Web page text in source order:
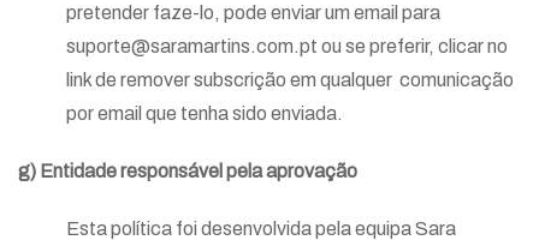
pretender faze-lo, pode enviar um email para
suporte@saramartins.com.pt ou se preferir, clicar no
link de remover subscrição em qualquer comunicação
por email que tenha sido enviada.
g) Entidade responsável pela aprovação
Esta política foi desenvolvida pela equipa Sara